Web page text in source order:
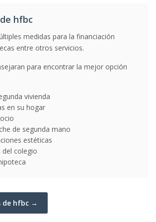
hfbc
medidas para la financiación
entre otros servicios.
para encontrar la mejor opción
vivienda
en su hogar
de segunda mano
estéticas
del colegio
de hfbc →